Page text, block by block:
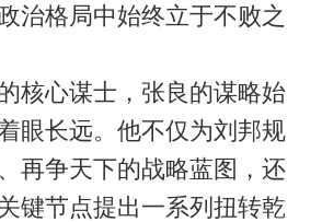
治格局中始终立于不败之
心谋士，张良的谋略始
眼长远。他不仅为刘邦规
再争天下的战略蓝图，还
键节点提出一系列扭转乾